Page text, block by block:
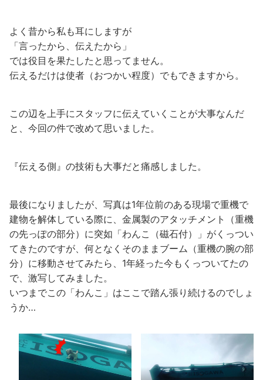
よく昔から私も耳にしますが
「言ったから、伝えたから」
では役目を果たしたと思ってません。
伝えるだけは使者（おつかい程度）でもできますから。
この辺を上手にスタッフに伝えていくことが大事なんだ
と、今回の件で改めて思いました。
『伝える側』の技術も大事だと痛感しました。
最後になりましたが、写真は1年位前のある現場で重機で
建物を解体している際に、金属製のアタッチメント（重機
の先っぽの部分）に突如「わんこ（磁石付）」がくっつい
てきたのですが、何となくそのままブーム（重機の腕の部
分）に移動させてみたら、1年経った今もくっついてたの
で、激写してみました。
いつまでこの「わんこ」はここで踏ん張り続けるのでしょ
うか…